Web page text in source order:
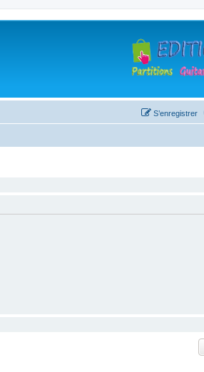
S’enregistrer